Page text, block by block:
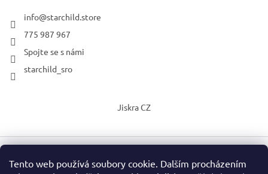
Tento web používá soubory cookie. Dalším procházením
info@starchild.store
775 987 967
Spojte se s námi
starchild_sro
Jiskra CZ
Vytvořil Shoptet